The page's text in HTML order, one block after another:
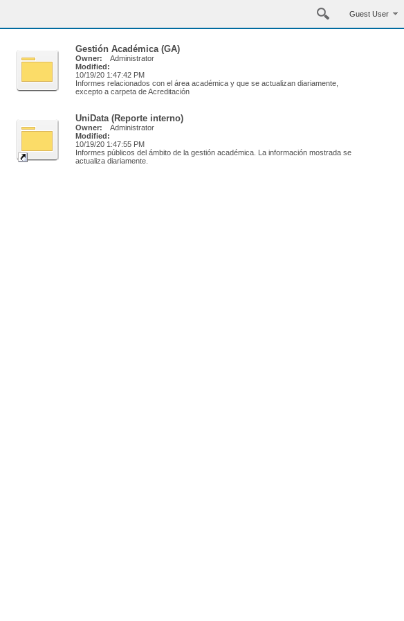
Guest User
Gestión Académica (GA)
Owner:
Administrator
Modified:
10/19/20 1:47:42 PM
Informes relacionados con el área académica y que se actualizan diariamente,
excepto a carpeta de Acreditación
UniData (Reporte interno)
Owner:
Administrator
Modified:
10/19/20 1:47:55 PM
Informes públicos del ámbito de la gestión académica. La información mostrada se
actualiza diariamente.